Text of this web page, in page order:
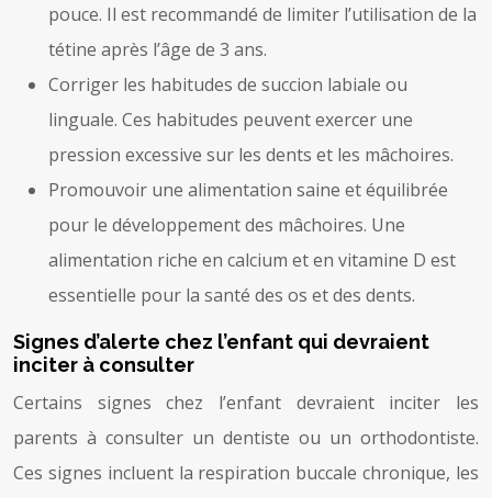
pouce. Il est recommandé de limiter l’utilisation de la
tétine après l’âge de 3 ans.
Corriger les habitudes de succion labiale ou
linguale. Ces habitudes peuvent exercer une
pression excessive sur les dents et les mâchoires.
Promouvoir une alimentation saine et équilibrée
pour le développement des mâchoires. Une
alimentation riche en calcium et en vitamine D est
essentielle pour la santé des os et des dents.
Signes d’alerte chez l’enfant qui devraient
inciter à consulter
Certains signes chez l’enfant devraient inciter les
parents à consulter un dentiste ou un orthodontiste.
Ces signes incluent la respiration buccale chronique, les